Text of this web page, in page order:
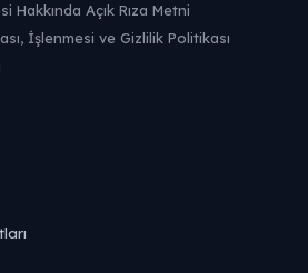
Hakkında Açık Rıza Metni
İşlenmesi ve Gizlilik Politikası